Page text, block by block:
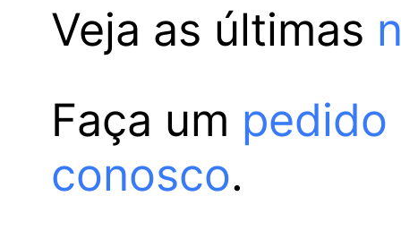
Veja as últimas
Faça um pedido
conosco.